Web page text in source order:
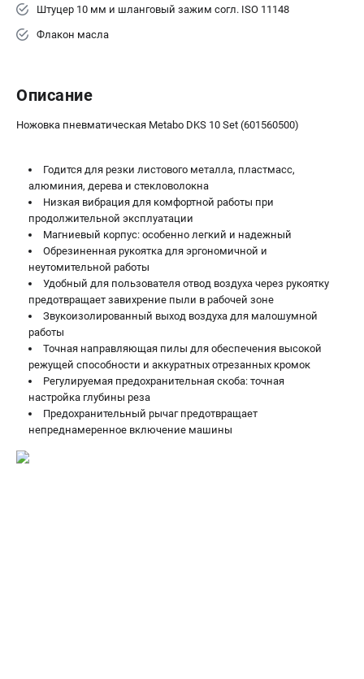
Аккумуляторные лобзики
Запчасти для изделий
Кейсы и сумки
ТЕЛЕФОН (САНКТ-ПЕТЕРБУРГ)
+7 (812) 407-39-48
Информация размещённая на сайте не является публичной
офертой.
8 (812) 318-40-26
8 (800) 550-70-46
Режим работы колл-центра:
пн-пт - с 9:00 до 18:00
сб - с 10:00 до 16:00
вс - выходной
+7 (911) 360-06-14 | +7 (8112) 59-10-67
zakaz@metabo-market.ru
Штуцер 10 мм и шланговый зажим согл. ISO 11148
Флакон масла
Описание
Ножовка пневматическая Metabo DKS 10 Set (601560500)
Годится для резки листового металла, пластмасс,
алюминия, дерева и стекловолокна
Низкая вибрация для комфортной работы при
продолжительной эксплуатации
Магниевый корпус: особенно легкий и надежный
Обрезиненная рукоятка для эргономичной и
неутомительной работы
Удобный для пользователя отвод воздуха через рукоятку
предотвращает завихрение пыли в рабочей зоне
Звукоизолированный выход воздуха для малошумной
работы
Точная направляющая пилы для обеспечения высокой
режущей способности и аккуратных отрезанных кромок
Регулируемая предохранительная скоба: точная
настройка глубины реза
Предохранительный рычаг предотвращает
непреднамеренное включение машины